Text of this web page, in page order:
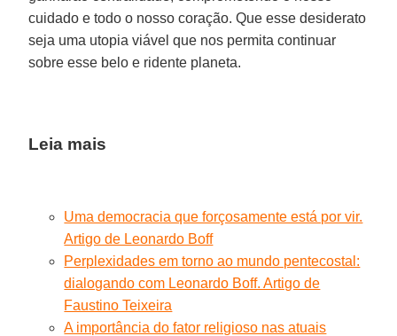
cuidado e todo o nosso coração. Que esse desiderato
seja uma utopia viável que nos permita continuar
sobre esse belo e ridente planeta.
Leia mais
Uma democracia que forçosamente está por vir.
Artigo de Leonardo Boff
Perplexidades em torno ao mundo pentecostal:
dialogando com Leonardo Boff. Artigo de
Faustino Teixeira
A importância do fator religioso nas atuais